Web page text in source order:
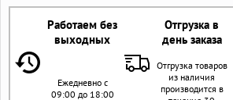
Работаем без
выходных
Отгрузка в
день заказа
Ежедневно с
09:00 до 18:00
Отгрузка товаров
из наличия
производится в